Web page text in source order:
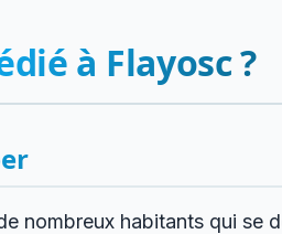
à Flayosc ?
nombreux habitants qui se